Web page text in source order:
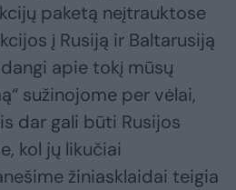
paketą neįtrauktose
į Rusiją ir Baltarusiją
apie tokį mūsų
sužinojome per vėlai,
dar gali būti Rusijos
kol jų likučiai
žiniasklaidai teigia